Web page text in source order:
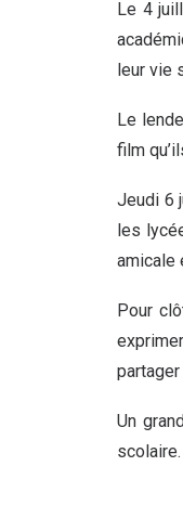
Le 4
leur vie
Le
film
Jeudi 6
les
amicale
Pour
Un
scolaire.